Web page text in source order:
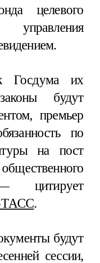
целевого
Госдума их
будут
премьер
по
на пост
цитирует
.
будут
сессии,